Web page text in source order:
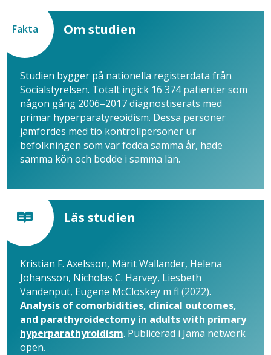
Fakta Om studien
Studien bygger på nationella registerdata från
Socialstyrelsen. Totalt ingick 16 374 patienter som
någon gång 2006–2017 diagnostiserats med
primär hyperparatyreoidism. Dessa personer
jämfördes med tio kontrollpersoner ur
befolkningen som var födda samma år, hade
samma kön och bodde i samma län.
Läs studien
Kristian F. Axelsson, Märit Wallander, Helena
Johansson, Nicholas C. Harvey, Liesbeth
Vandenput, Eugene McCloskey m fl (2022).
Analysis of comorbidities, clinical outcomes,
and parathyroidectomy in adults with primary
hyperparathyroidism. Publicerad i Jama network
open.